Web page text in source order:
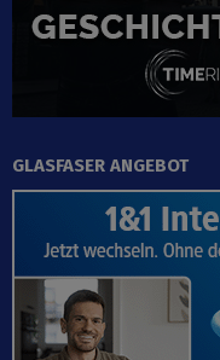
GLASFASER ANGEBOT